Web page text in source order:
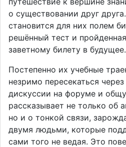
о существовании друг
становится для них полем
решённый тест и
заветному билету в будущее.
Постепенно их учебные
незримо пересекаться
дискуссии на форуме и
рассказывает не только об
но и о тонкой связи,
двумя людьми, которые
сами того не ведая. Это